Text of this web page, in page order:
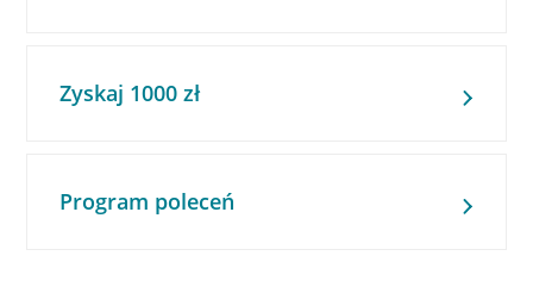
Zyskaj 1000 zł
Program poleceń